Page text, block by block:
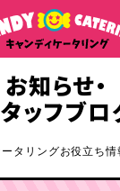
お知らせ・
ッフブロ
タリングお役立ち